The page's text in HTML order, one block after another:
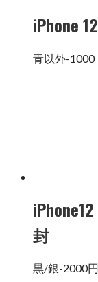
iPhone
青以外-1000
封
黒/銀-2000円